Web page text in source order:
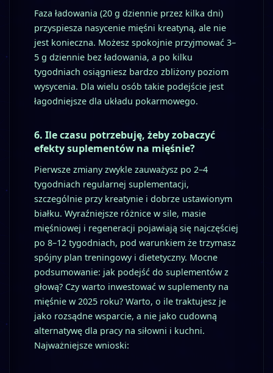
Faza ładowania (20 g dziennie przez kilka dni)
przyspiesza nasycenie mięśni kreatyną, ale nie
jest konieczna. Możesz spokojnie przyjmować 3–
5 g dziennie bez ładowania, a po kilku
tygodniach osiągniesz bardzo zbliżony poziom
wysycenia. Dla wielu osób takie podejście jest
łagodniejsze dla układu pokarmowego.
6. Ile czasu potrzebuję, żeby zobaczyć
efekty suplementów na mięśnie?
Pierwsze zmiany zwykle zauważysz po 2–4
tygodniach regularnej suplementacji,
szczególnie przy kreatynie i dobrze ustawionym
białku. Wyraźniejsze różnice w sile, masie
mięśniowej i regeneracji pojawiają się najczęściej
po 8–12 tygodniach, pod warunkiem że trzymasz
spójny plan treningowy i dietetyczny. Mocne
podsumowanie: jak podejść do suplementów z
głową? Czy warto inwestować w suplementy na
mięśnie w 2025 roku? Warto, o ile traktujesz je
jako rozsądne wsparcie, a nie jako cudowną
alternatywę dla pracy na siłowni i kuchni.
Najważniejsze wnioski: